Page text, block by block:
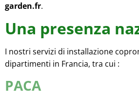
garden.fr.
Una presenza
I nostri servizi di installazione
dipartimenti in Francia, tra cui :
PACA